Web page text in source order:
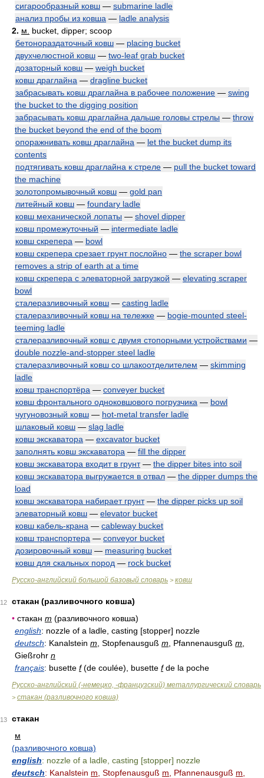
сигарообразный ковш — submarine ladle
анализ пробы из ковша — ladle analysis
2. м.
bucket, dipper; scoop
бетонораздаточный ковш — placing bucket
двухчелюстной ковш — two-leaf grab bucket
дозаторный ковш — weigh bucket
ковш драглайна — dragline bucket
забрасывать ковш драглайна в рабочее положение — swing
the bucket to the digging position
забрасывать ковш драглайна дальше головы стрелы — throw
the bucket beyond the end of the boom
опоражнивать ковш драглайна — let the bucket dump its
contents
подтягивать ковш драглайна к стреле — pull the bucket toward
the machine
золотопромывочный ковш — gold pan
литейный ковш — foundary ladle
ковш механической лопаты — shovel dipper
ковш промежуточный — intermediate ladle
ковш скрепера — bowl
ковш скрепера срезает грунт послойно — the scraper bowl
removes a strip of earth at a time
ковш скрепера с элеваторной загрузкой — elevating scraper
bowl
сталеразливочный ковш — casting ladle
сталеразливочный ковш на тележке — bogie-mounted steel-
teeming ladle
сталеразливочный ковш с двумя стопорными устройствами —
double nozzle-and-stopper steel ladle
сталеразливочный ковш со шлакоотделителем — skimming
ladle
ковш транспортёра — conveyer bucket
ковш фронтального одноковшового погрузчика — bowl
чугуновозный ковш — hot-metal transfer ladle
шлаковый ковш — slag ladle
ковш экскаватора — excavator bucket
заполнять ковш экскаватора — fill the dipper
ковш экскаватора входит в грунт— the dipper bites into soil
ковш экскаватора выгружается в отвал — the dipper dumps the
load
ковш экскаватора набирает грунт— the dipper picks up soil
элеваторный ковш — elevator bucket
ковш кабель-крана — cableway bucket
ковш транспортера — conveyor bucket
дозировочный ковш — measuring bucket
ковш для скальных пород — rock bucket
Русско-английский большой базовый словарь > ковш
12
стакан (разливочного ковша)
• стакан m (разливочного ковша)
english: nozzle of a ladle, casting [stopper] nozzle
deutsch: Kanalstein m , Stopfenausguß m , Pfannenausguß m
Gießrohr n
français: busette f(de coulée), busette fde la poche
Русско-английский (-немецко, -французский) металлургический словарь
> стакан (разливочного ковша)
13
стакан
м
(разливочного ковша)
english: nozzle of a ladle, casting [stopper] nozzle
deutsch: Kanalstein m , Stopfenausguß m , Pfannenausguß m